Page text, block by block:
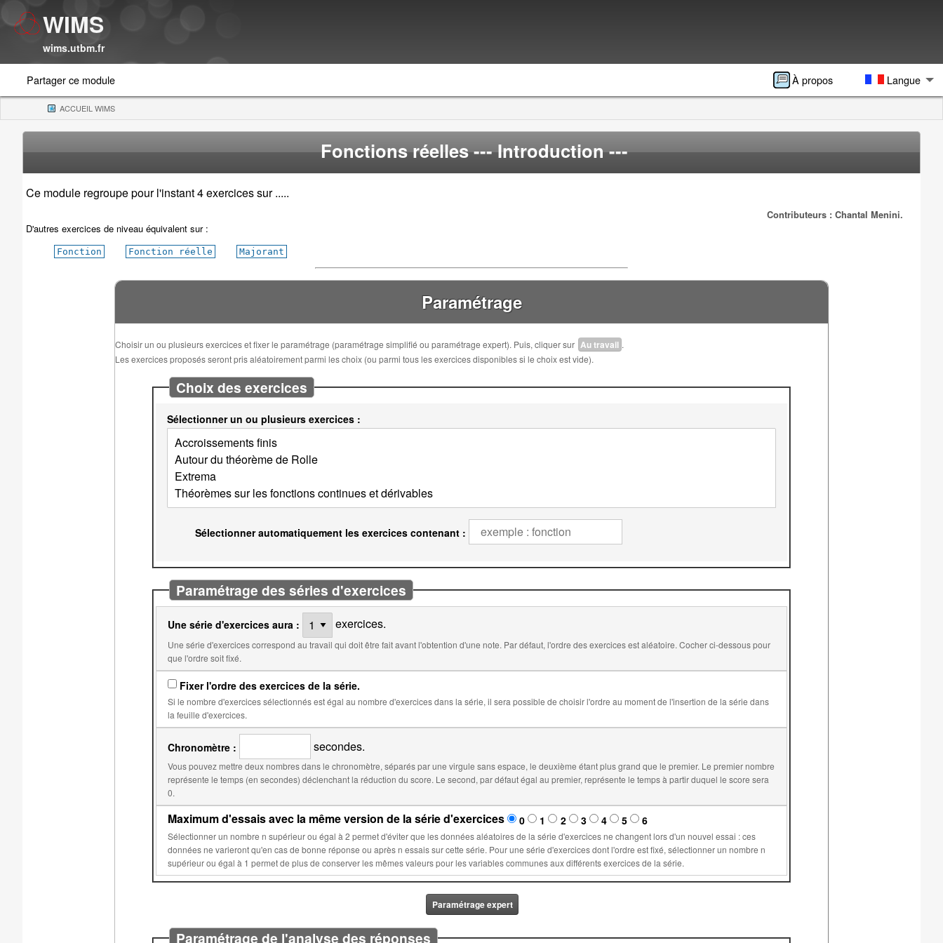
WIMS
wims.utbm.fr
Partager ce module À propos Langue
ACCUEIL WIMS(CURRENT)
Fonctions réelles--- Introduction ---
Ce module regroupe pour l'instant 4 exercices sur .....
Contributeurs : Chantal Menini.
D'autres exercices de niveau équivalent sur :
Fonction Fonction réelle Majorant
Paramétrage
Choisir un ou plusieurs exercices et fixer le paramétrage (paramétrage simplifié ou paramétrage expert). Puis, cliquer sur Au travail .
Les exercices proposés seront pris aléatoirement parmi les choix (ou parmi tous les exercices disponibles si le choix est vide).
Choix des exercices
Sélectionner un ou plusieurs exercices :
Sélectionner automatiquement les exercices contenant :
Paramétrage des séries d'exercices
Une série d'exercices aura : exercices.
Une série d'exercices correspond au travail qui doit être fait avant l'obtention d'une note. Par défaut, l'ordre des exercices est aléatoire. Cocher ci-dessous pour
que l'ordre soit fixé.
Fixer l'ordre des exercices de la série.
Si le nombre d'exercices sélectionnés est égal au nombre d'exercices dans la série, il sera possible de choisir l'ordre au moment de l'insertion de la série dans
la feuille d'exercices.
Chronomètre : secondes.
Vous pouvez mettre deux nombres dans le chronomètre, séparés par une virgule sans espace, le deuxième étant plus grand que le premier. Le premier nombre
représente le temps (en secondes) déclenchant la réduction du score. Le second, par défaut égal au premier, représente le temps à partir duquel le score sera
0.
Maximum d'essais avec la même version de la série d'exercices 0 1 2 3 4 5 6
Sélectionner un nombre n supérieur ou égal à 2 permet d'éviter que les données aléatoires de la série d'exercices ne changent lors d'un nouvel essai : ces
données ne varieront qu'en cas de bonne réponse ou après n essais sur cette série. Pour une série d'exercices dont l'ordre est fixé, sélectionner un nombre n
supérieur ou égal à 1 permet de plus de conserver les mêmes valeurs pour les variables communes aux différents exercices de la série.
Paramétrage expert
Paramétrage de l'analyse des réponses